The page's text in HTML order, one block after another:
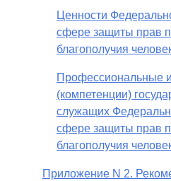
Ценности
сфере защиты прав
благополучия
Профессиональные
(компетенции)
служащих
сфере защиты прав
благополучия
Приложение N 2.